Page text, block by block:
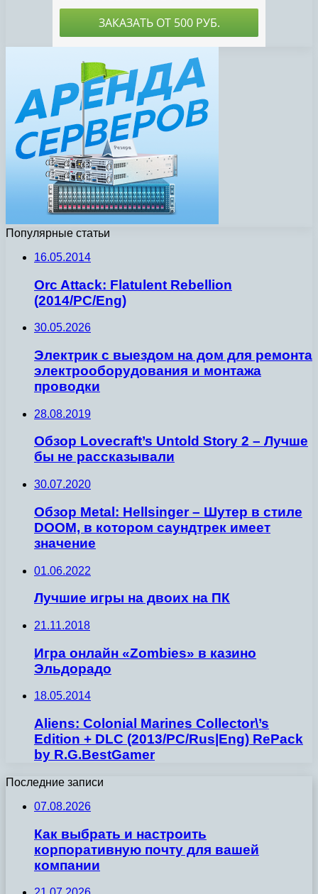
Популярные статьи
16.05.2014
Orc Attack: Flatulent Rebellion
(2014/PC/Eng)
30.05.2026
Электрик с выездом на дом для ремонта
электрооборудования и монтажа
проводки
28.08.2019
Обзор Lovecraft’s Untold Story 2 – Лучше
бы не рассказывали
30.07.2020
Обзор Metal: Hellsinger – Шутер в стиле
DOOM, в котором саундтрек имеет
значение
01.06.2022
Лучшие игры на двоих на ПК
21.11.2018
Игра онлайн «Zombies» в казино
Эльдорадо
18.05.2014
Aliens: Colonial Marines Collector\’s
Edition + DLC (2013/PC/Rus|Eng) RePack
by R.G.BestGamer
Последние записи
07.08.2026
Как выбрать и настроить
корпоративную почту для вашей
компании